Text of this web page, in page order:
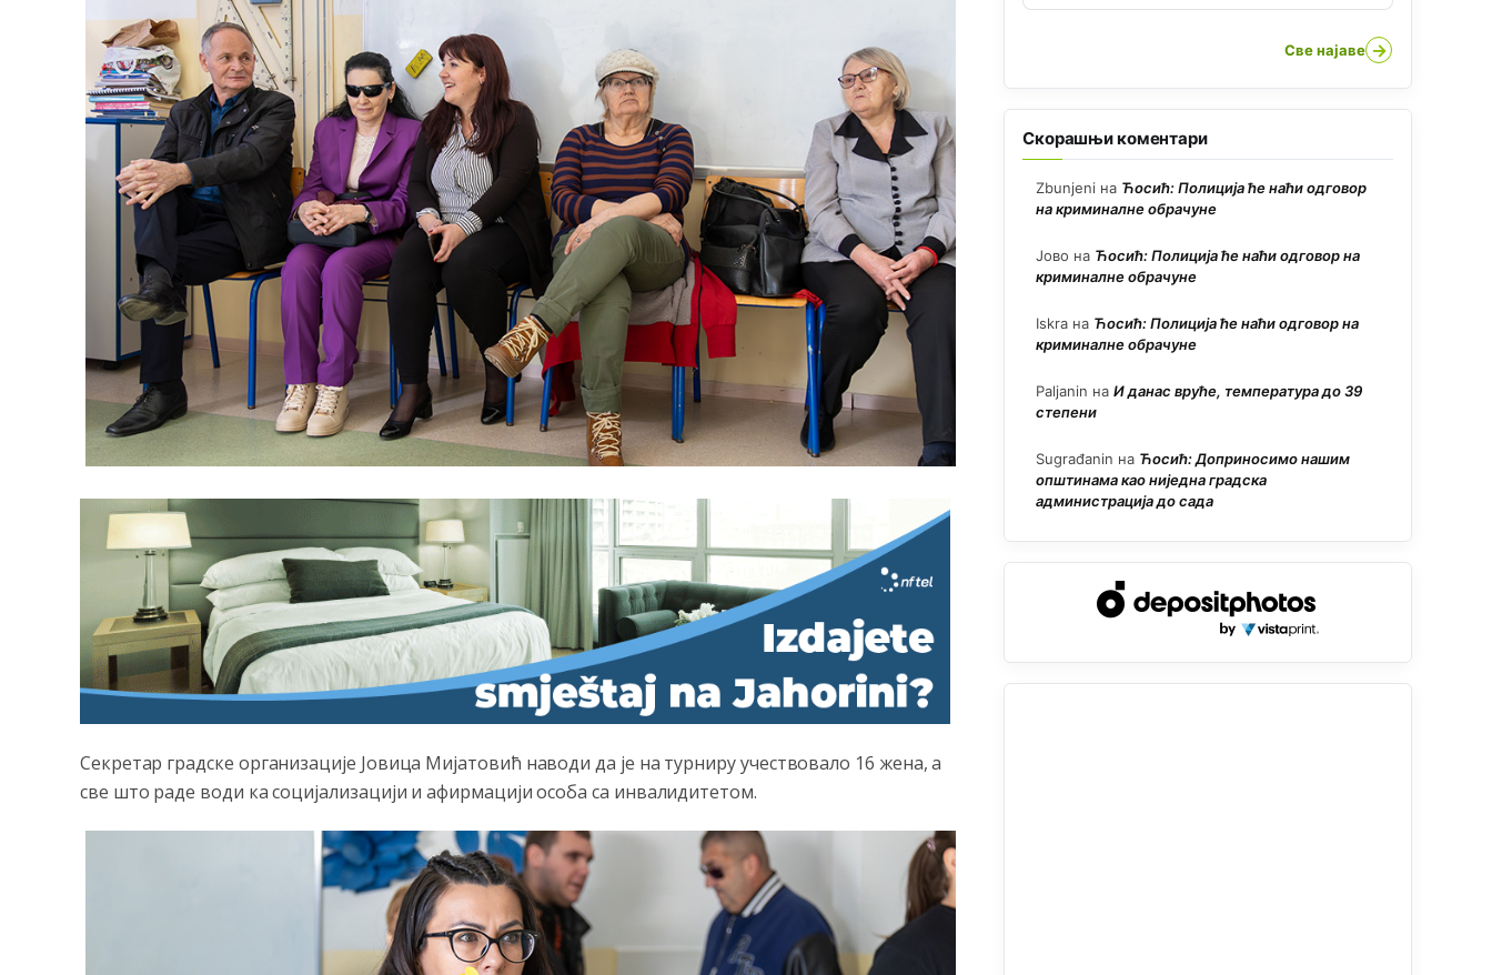
Секретар градске организације Јовица Мијатовић наводи да је на турниру учествовало 16 жена, а
све што раде води ка социјализацији и афирмацији особа са инвалидитетом.
Све најаве →
Скорашњи коментари
Zbunjeni на Ћосић: Полиција ће наћи одговор
на криминалне обрачуне
Јово на Ћосић: Полиција ће наћи одговор на
криминалне обрачуне
Iskra на Ћосић: Полиција ће наћи одговор на
криминалне обрачуне
Paljanin на И данас вруће, температура до 39
степени
Sugrađanin на Ћосић: Доприносимо нашим
општинама као ниједна градска
администрација до сада